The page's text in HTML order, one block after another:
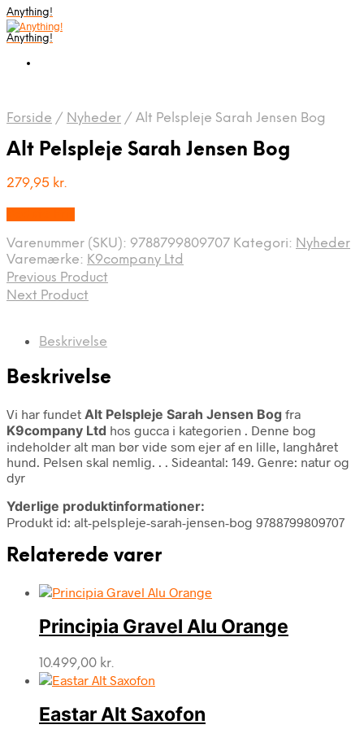
Anything!
Anything!
Forside / Nyheder / Alt Pelspleje Sarah Jensen Bog
Alt Pelspleje Sarah Jensen Bog
279,95 kr.
Varenummer (SKU): 9788799809707 Kategori: Nyheder
Varemærke: K9company Ltd
Previous Product
Next Product
Beskrivelse
Beskrivelse
Vi har fundet Alt Pelspleje Sarah Jensen Bog fra
K9company Ltd hos gucca i kategorien . Denne bog
indeholder alt man bør vide som ejer af en lille, langhåret
hund. Pelsen skal nemlig. . . Sideantal: 149. Genre: natur og
dyr
Yderlige produktinformationer:
Produkt id: alt-pelspleje-sarah-jensen-bog 9788799809707
Relaterede varer
Principia Gravel Alu Orange
10.499,00 kr.
Eastar Alt Saxofon